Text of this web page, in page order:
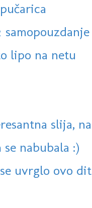
lipo na netu
slija,
se nabubala :)
uvrglo ovo